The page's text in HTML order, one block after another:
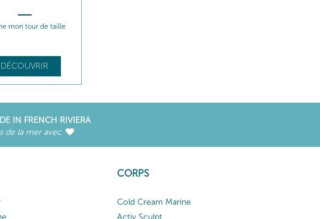
mon tour de taille
DÉCOUVRIR
IN FRENCH RIVIERA
de la mer avec
CORPS
Cold Cream Marine
Activ Sculpt